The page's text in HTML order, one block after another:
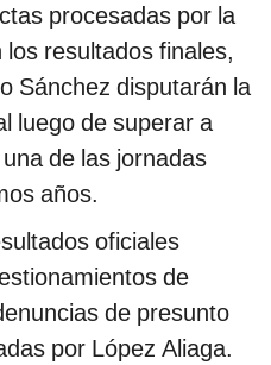
procesadas por la
resultados finales,
Sánchez disputarán la
luego de superar a
de las jornadas
años.
oficiales
de
de presunto
por López Aliaga.